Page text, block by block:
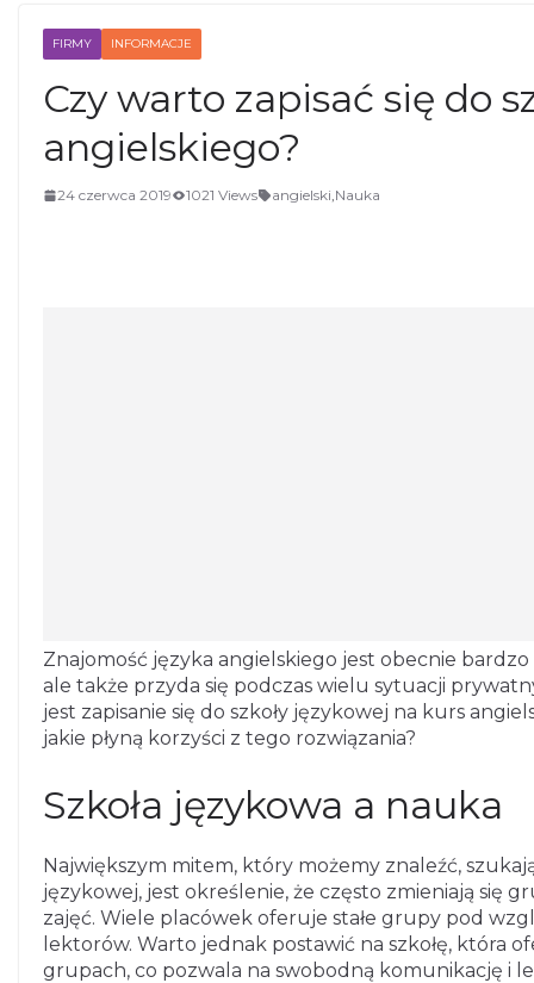
FIRMY INFORMACJE
Czy warto zapisać się do
angielskiego?
24 czerwca 2019 1021 Views angielski,Nauka
Znajomość języka angielskiego jest obecnie
ale także przyda się podczas wielu sytuacji
jest zapisanie się do szkoły językowej na kurs
jakie płyną korzyści z tego rozwiązania?
Szkoła językowa a nauka
Największym mitem, który możemy znaleźć,
językowej, jest określenie, że często zmieniają się
zajęć. Wiele placówek oferuje stałe grupy pod
lektorów. Warto jednak postawić na szkołę, która
grupach, co pozwala na swobodną komunikację i